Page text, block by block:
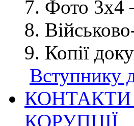
Фото 3х4
Копії
Вступнику
КОРУПЦІЇ